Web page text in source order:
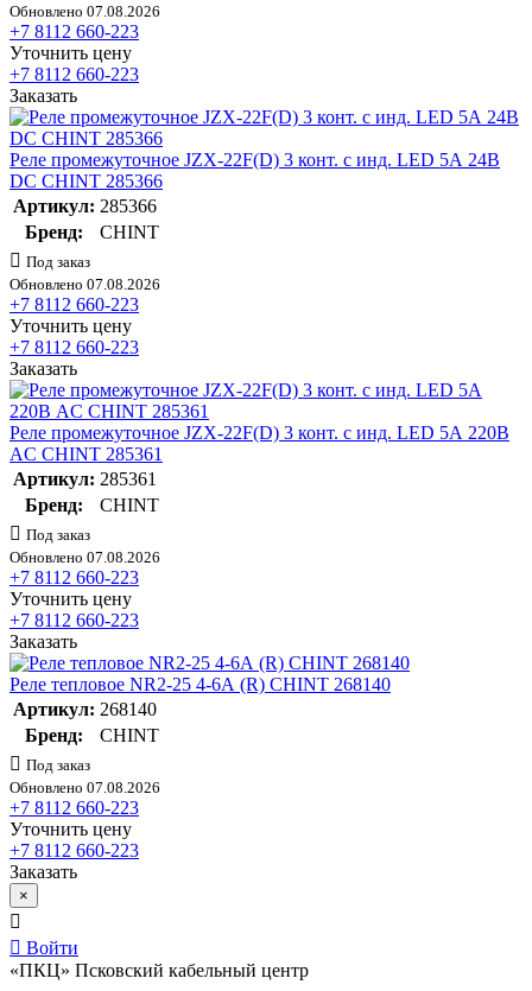
Обновлено 07.08.2026
+7 8112 660-223
Уточнить цену
+7 8112 660-223
Заказать
Реле промежуточное JZX-22F(D) 3 конт. с инд. LED 5А 24В
DC CHINT 285366
Артикул: 285366
Бренд:
CHINT
Под заказ
Обновлено 07.08.2026
+7 8112 660-223
Уточнить цену
+7 8112 660-223
Заказать
Реле промежуточное JZX-22F(D) 3 конт. с инд. LED 5А 220В
AC CHINT 285361
Артикул: 285361
Бренд:
CHINT
Под заказ
Обновлено 07.08.2026
+7 8112 660-223
Уточнить цену
+7 8112 660-223
Заказать
Реле тепловое NR2-25 4-6А (R) CHINT 268140
Артикул: 268140
Бренд:
CHINT
Под заказ
Обновлено 07.08.2026
+7 8112 660-223
Уточнить цену
+7 8112 660-223
Заказать
×
Войти
«ПКЦ» Псковский кабельный центр